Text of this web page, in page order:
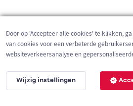
200 m
Door op 'Accepteer alle cookies' te klikken,
van cookies voor een verbeterde
websiteverkeersanalyse en
Wijzig instellingen